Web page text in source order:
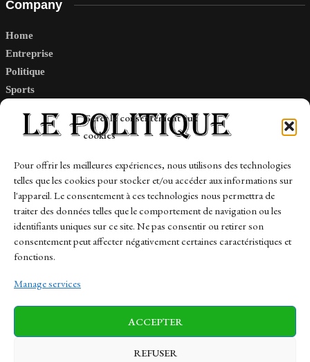
Gérer le consentement aux
cookies
Pour offrir les meilleures expériences, nous utilisons des technologies
telles que les cookies pour stocker et/ou accéder aux informations sur
l'appareil. Le consentement à ces technologies nous permettra de
traiter des données telles que le comportement de navigation ou les
identifiants uniques sur ce site. Ne pas consentir ou retirer son
consentement peut affecter négativement certaines caractéristiques et
fonctions.
Manage services
ACCEPTER
REFUSER
Company
Home
Entreprise
Politique
Sports
Links
Contact
Sitemap
News Finance-Marches Politics
Business Tech Health Sports Travel